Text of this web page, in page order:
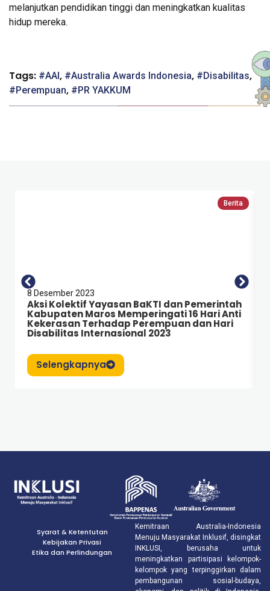
melanjutkan pendidikan tinggi dan meningkatkan kualitas
hidup mereka.
Tags: AAI, Australia Awards Indonesia, Disabilitas,
Perempuan, PR YAKKUM
Berita
8 Desember 2023
Aksi Kolektif Yayasan BaKTI dan Pemerintah
Kabupaten Maros Memperingati 16 Hari Anti
Kekerasan Terhadap Perempuan dan Hari
Disabilitas Internasional 2023
Selengkapnya
Syarat & Ketentutan
Kebijakan Privasi
Etika dan Perlindungan
Kemitraan Australia-Indonesia
Menuju Masyarakat Inklusif, disingkat
INKLUSI, berusaha untuk
meningkatkan partisipasi kelompok-
kelompok yang terpinggirkan dalam
pembangunan sosial-budaya,